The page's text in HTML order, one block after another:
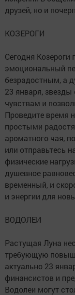
друзей, но и
КОЗЕРОГИ
Сегодня Козероги
эмоциональный
безрадостным, а
23 января,
чувствам и
Проведите время
простыми
ароматного чая,
или отправьтесь
физические
душевное
временный, и
и энергии для
ВОДОЛЕИ
Растущая Луна
требующую
актуально 23
финансистов и
Водолеи могут